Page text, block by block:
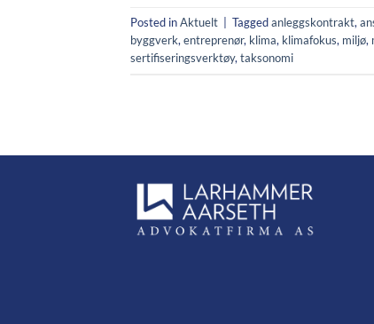
Posted inAktuelt Taggedanleggskontrakt,
byggverk, entreprenør, klima, klimafokus, miljø,
sertifiseringsverktøy, taksonomi